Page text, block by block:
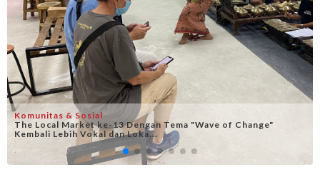
Komunitas & Sosial
The Local Market ke-13 Dengan Tema "Wave of Change"
Kembali Lebih Vokal dan Loka...